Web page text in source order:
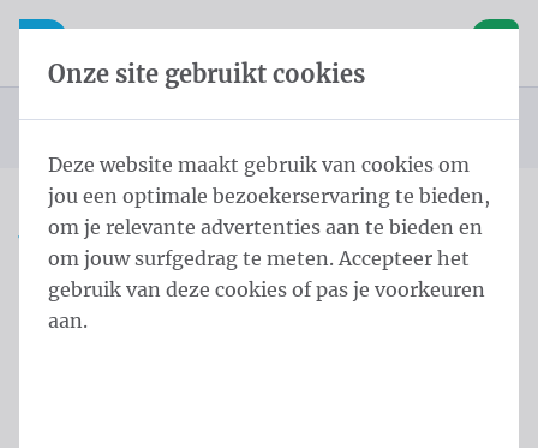
Inhoud overslaan
Taalkeuze overslaan
Open mobiele navigatie
Startpagina
Producten
Vlaggen
Officiële vlaggen
Landenvlaggen
Landenvlaggen Azië Vlag Kirgizië 100x150 cm
Vlag Kirgizië 100x150 cm
Productinformatie
Onze site gebruikt cookies
Deze website maakt gebruik van cookies om
jou een optimale bezoekerservaring te bieden,
om je relevante advertenties aan te bieden en
om jouw surfgedrag te meten. Accepteer het
gebruik van deze cookies of pas je voorkeuren
aan.